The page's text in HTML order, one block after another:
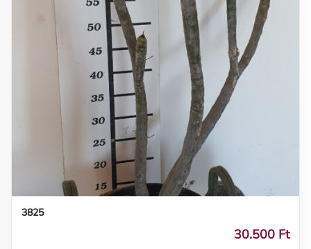
3825
30.500 Ft